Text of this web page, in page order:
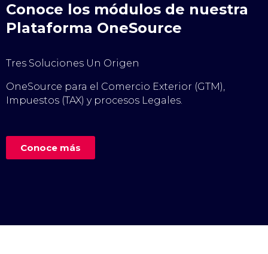
Conoce los módulos de nuestra
Plataforma OneSource
Tres Soluciones Un Origen
OneSource para el Comercio Exterior (GTM),
Impuestos (TAX) y procesos Legales.
Conoce más